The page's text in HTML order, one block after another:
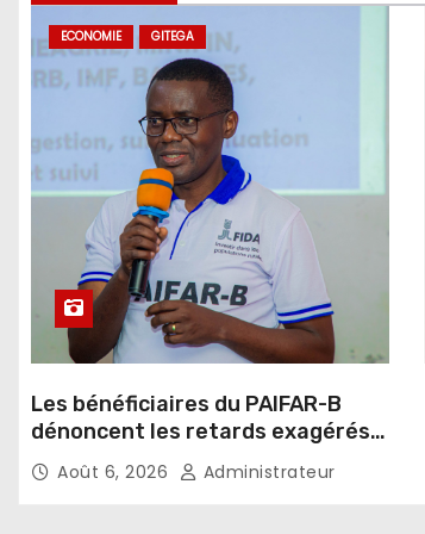
ECONOMIE GITEGA
Les bénéficiaires du PAIFAR-B
dénoncent les retards exagérés
dans l’octroi des crédits agricoles
Août 6, 2026 Administrateur